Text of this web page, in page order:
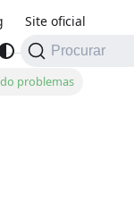
Site oficial
Procurar
problemas